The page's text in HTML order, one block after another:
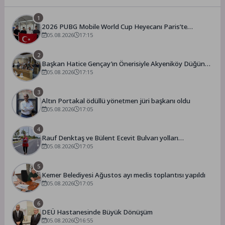
1
2026 PUBG Mobile World Cup Heyecanı Paris’te
Başlıyor
05.08.2026 17:15
2
Başkan Hatice Gençay’ın Önerisiyle Akyeniköy Düğün
Salonu Yıl Sonuna Kadar Ücretsiz
05.08.2026 17:15
3
Altın Portakal ödüllü yönetmen jüri başkanı oldu
05.08.2026 17:05
4
Rauf Denktaş ve Bülent Ecevit Bulvarı yolları
asfaltlanıyor
05.08.2026 17:05
5
Kemer Belediyesi Ağustos ayı meclis toplantısı yapıldı
05.08.2026 17:05
6
DEÜ Hastanesinde Büyük Dönüşüm
05.08.2026 16:55